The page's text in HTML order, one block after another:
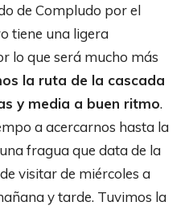
de Compludo por el
tiene una ligera
lo que será mucho más
la ruta de la cascada
y media a buen ritmo.
a acercarnos hasta la
fragua que data de la
visitar de miércoles a
y tarde. Tuvimos la